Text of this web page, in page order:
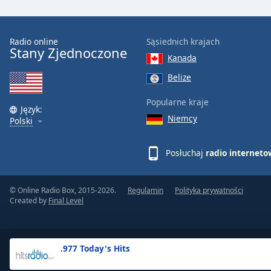
Text
Opacity
Background
.977 Today's Hits
Radio online
Stany Zjednoczone
Język:
Polski
Sąsiednich krajach
Kanada
Belize
Popularne kraje
Niemcy
Posłuchaj radio
© Online Radio Box, 2015-2026.
Created by Final Level
Regulamin Polityka prywatności